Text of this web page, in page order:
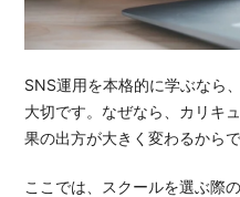
SNS運用を本格的に学ぶなら
大切です。なぜなら、カリキ
果の出方が大きく変わるからで
ここでは、スクールを選ぶ際